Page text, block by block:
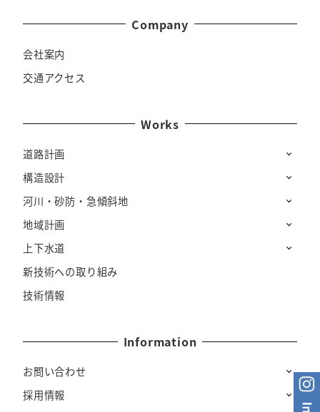
Company
会社案内
交通アクセス
Works
道路計画
構造設計
河川・砂防・急傾斜地
地域計画
上下水道
新技術への取り組み
技術情報
Information
お問い合わせ
採用情報